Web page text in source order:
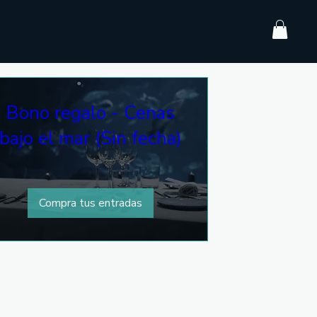
Bono regalo - Cenas
el mar (Sin fecha)
Compra tus entradas